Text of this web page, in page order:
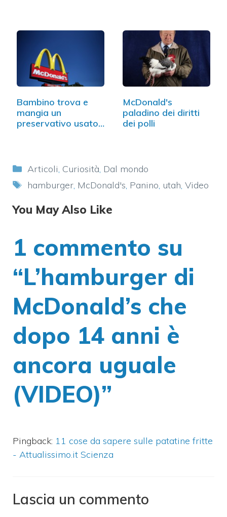
Bambino trova e
mangia un
preservativo usato
McDonald's
paladino dei diritti
dei polli
Categorie
Articoli, Curiosità, Dal mondo
Tag
hamburger, McDonald's, Panino, utah, Video
You May Also Like
1 commento su
“L’hamburger di
McDonald’s che
dopo 14 anni è
ancora uguale
(VIDEO)”
Pingback: 11 cose da sapere sulle patatine fritte
- Attualissimo.it Scienza
Lascia un commento